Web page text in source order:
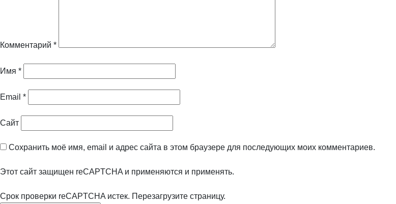
Комментарий *
Имя *
Email *
Сайт
Сохранить моё имя, email и адрес сайта в этом браузере для последующих моих комментариев.
Этот сайт защищен reCAPTCHA и применяются и применять.
Срок проверки reCAPTCHA истек. Перезагрузите страницу.